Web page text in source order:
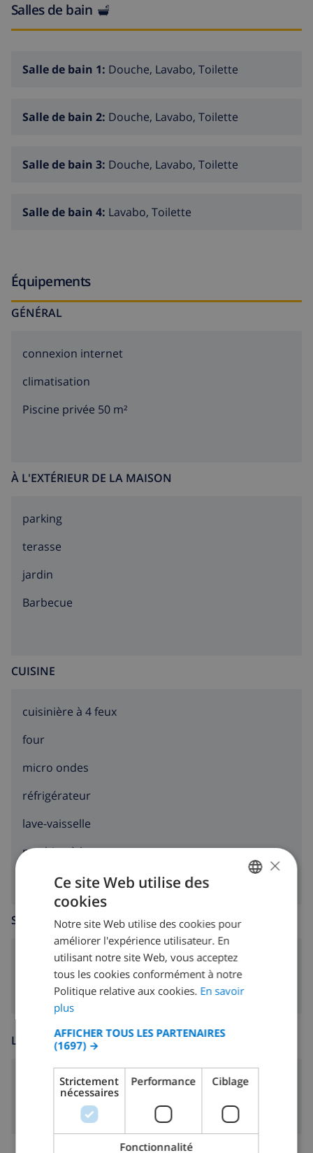
Salles de bain
Salle de bain 1: Douche, Lavabo, Toilette
Salle de bain 2: Douche, Lavabo, Toilette
Salle de bain 3: Douche, Lavabo, Toilette
Salle de bain 4: Lavabo, Toilette
Équipements
GÉNÉRAL
connexion internet
climatisation
Piscine privée 50 m²
À L'EXTÉRIEUR DE LA MAISON
parking
terasse
jardin
barbecue
CUISINE
cuisinière à 4 feux
four
micro ondes
réfrigérateur
lave-vaisselle
machine à laver
SALLE DE SÉJOUR
poêle (bois)
LOISIR
lecteur DVD
DUTCH
SPANISH
GERMAN
DANISH
×
Ce site Web utilise des
cookies
Notre site Web utilise des cookies pour
améliorer l'expérience utilisateur. En
utilisant notre site Web, vous acceptez
tous les cookies conformément à notre
Politique relative aux cookies. En savoir
plus
AFFICHER TOUS LES PARTENAIRES
(1697) →
Strictement
nécessaires
Performance Ciblage
Fonctionnalité